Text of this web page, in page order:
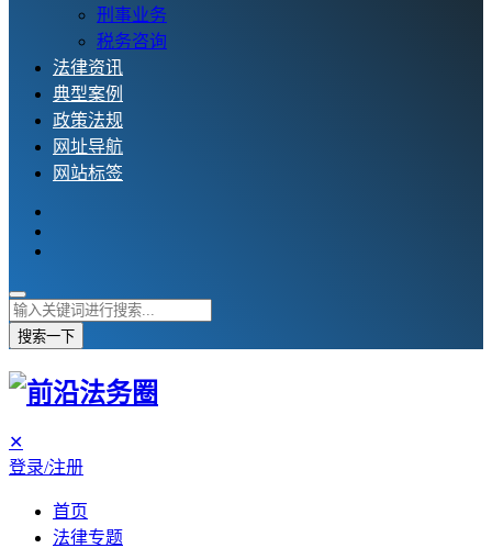
刑事业务
税务咨询
法律资讯
典型案例
政策法规
网址导航
网站标签
搜索一下
✕
登录/注册
首页
法律专题